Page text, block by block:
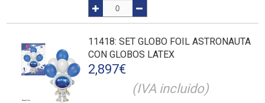
11418: SET GLOBO FOIL ASTRONAUTA
CON GLOBOS LATEX
2,897€
(IVA incluido)